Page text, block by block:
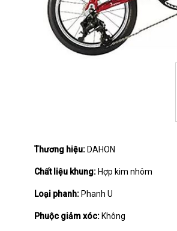
Thương hiệu: DAHON
Chất liệu khung: Hợp kim nhôm
Loại phanh: Phanh U
Phuộc giảm xóc: Không